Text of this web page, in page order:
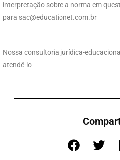
interpretação sobre a norma em
para sac@educationet.com.br
Nossa consultoria jurídica-
atendê-lo